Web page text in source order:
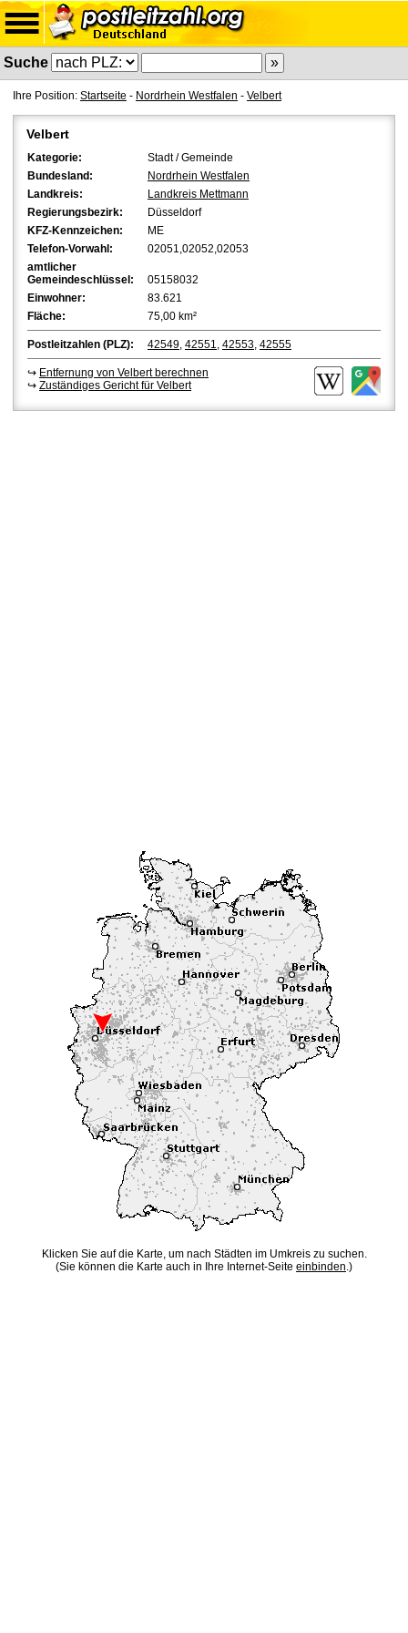
Suche
Ihre Position: Startseite - Nordrhein Westfalen - Velbert
Velbert
Kategorie:
Stadt / Gemeinde
Bundesland:
Nordrhein Westfalen
Landkreis:
Landkreis Mettmann
Regierungsbezirk:
Düsseldorf
KFZ-Kennzeichen:
ME
Telefon-Vorwahl:
02051,02052,02053
amtlicher
Gemeindeschlüssel:
05158032
Einwohner:
83.621
Fläche:
75,00 km²
Postleitzahlen (PLZ): 42549, 42551, 42553, 42555
↪ Entfernung von Velbert berechnen
↪ Zuständiges Gericht für Velbert
Klicken Sie auf die Karte, um nach Städten im Umkreis zu suchen.
(Sie können die Karte auch in Ihre Internet-Seite einbinden.)